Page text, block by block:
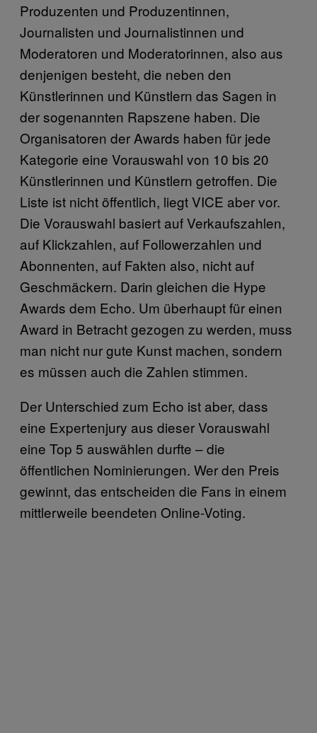
Produzenten und Produzentinnen,
Journalisten und Journalistinnen und
Moderatoren und Moderatorinnen, also aus
denjenigen besteht, die neben den
Künstlerinnen und Künstlern das Sagen in
der sogenannten Rapszene haben. Die
Organisatoren der Awards haben für jede
Kategorie eine Vorauswahl von 10 bis 20
Künstlerinnen und Künstlern getroffen. Die
Liste ist nicht öffentlich, liegt VICE aber vor.
Die Vorauswahl basiert auf Verkaufszahlen,
auf Klickzahlen, auf Followerzahlen und
Abonnenten, auf Fakten also, nicht auf
Geschmäckern. Darin gleichen die Hype
Awards dem Echo. Um überhaupt für einen
Award in Betracht gezogen zu werden, muss
man nicht nur gute Kunst machen, sondern
es müssen auch die Zahlen stimmen.
Der Unterschied zum Echo ist aber, dass
eine Expertenjury aus dieser Vorauswahl
eine Top 5 auswählen durfte – die
öffentlichen Nominierungen. Wer den Preis
gewinnt, das entscheiden die Fans in einem
mittlerweile beendeten Online-Voting.